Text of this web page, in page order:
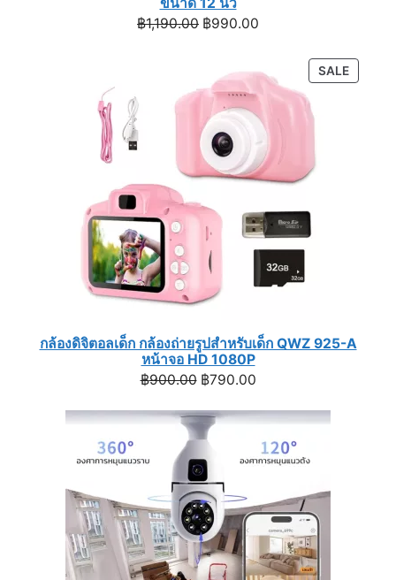
฿1,190.00 Original
฿1,190.00.
฿990.00
฿990.00.
SALE
ON
กล้องดิจิตอลเด็ก กล้องถ่ายรูปสำหรับเด็ก QWZ 925-A
หน้าจอ HD 1080P
฿900.00 Original
was:
฿900.00.
฿790.00Current
is:
฿790.00.